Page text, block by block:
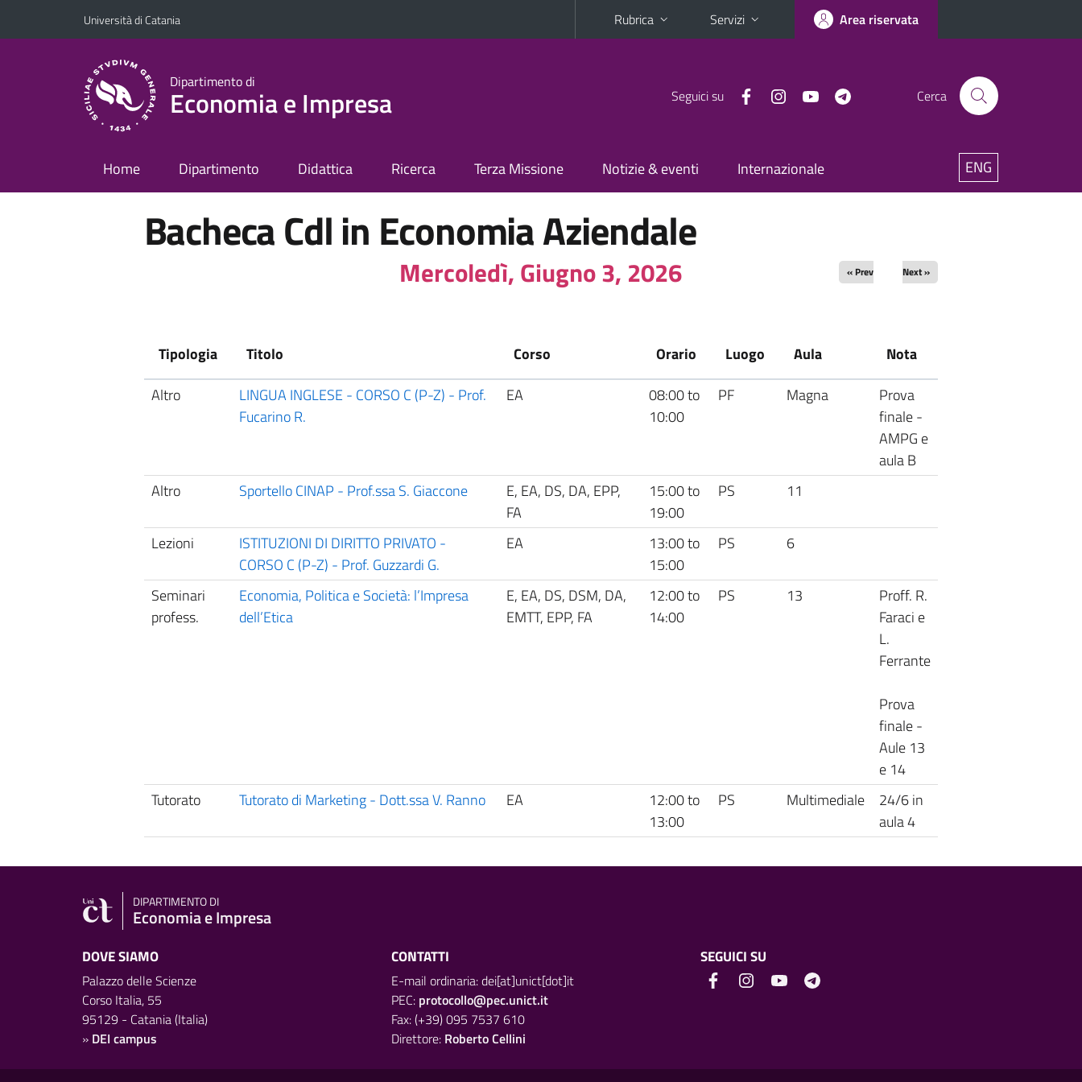
Vai al contenuto principale
Vai al menu di navigazione
Università di Catania Rubrica Servizi Area riservata
Dipartimento di
Economia e Impresa Seguici su Cerca
Home Dipartimento Didattica Ricerca Terza Missione Notizie & eventi Internazionale ENG
Bacheca Cdl in Economia Aziendale
Mercoledì, Giugno 3, 2026 « Prev Next »
Tipologia Titolo Corso Orario Luogo Aula
Nota
Altro
LINGUA INGLESE - CORSO C (P-Z) - Prof.
Fucarino R.
EA 08:00to
10:00
PF Magna
Prova
finale -
AMPG e
aula B
Altro
Sportello CINAP - Prof.ssa S. Giaccone
E, EA, DS, DA, EPP,
FA
15:00to
19:00
PS 11
Lezioni
ISTITUZIONI DI DIRITTO PRIVATO -
CORSO C (P-Z) - Prof. Guzzardi G.
EA 13:00to
15:00
PS 6
Seminari
profess.
Economia, Politica e Società: l’Impresa
dell’Etica
E, EA, DS, DSM, DA,
EMTT, EPP, FA
12:00to
14:00
PS 13
Proff. R.
Faraci e
L.
Ferrante
Prova
finale -
Aule 13
e 14
Tutorato
Tutorato di Marketing - Dott.ssa V. Ranno EA 12:00to
13:00
PS Multimediale
24/6 in
aula 4
DIPARTIMENTO DI
Economia e Impresa
DOVE SIAMO
Palazzo delle Scienze
Corso Italia, 55
95129 - Catania (Italia)
» DEI campus
CONTATTI
E-mail ordinaria: dei[at]unict[dot]it
PEC: protocollo@pec.unict.it
Fax: (+39) 095 7537 610
Direttore: Roberto Cellini
SEGUICI SU